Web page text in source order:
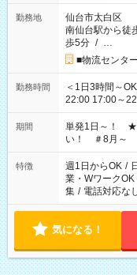
勤務地
仙台市太白区
南仙台駅から徒
歩5分 / …
■物流センタ
勤務時間
＜1日3時間～OK！＞ ▼ 例えば… ▼ 15:00～
22:00 17:00～22:00 など こちら以外の時
ださい！
期間
単発1日～！ ★
い！ ＃8月～
特徴 週1日からOK /
業・WワークOK
集 / 電話対応な
気になる！